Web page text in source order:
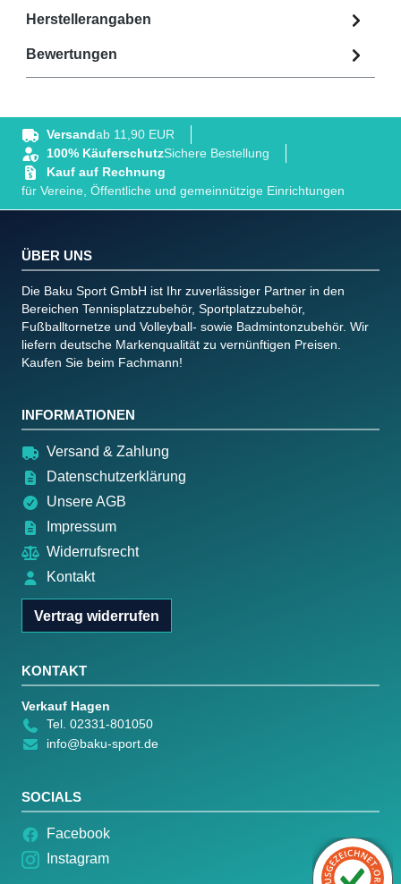
Herstellerangaben
Bewertungen
Versandab 11,90 EUR
100% KäuferschutzSichere Bestellung
Kauf auf Rechnung
für Vereine, Öffentliche und gemeinnützige Einrichtungen
ÜBER UNS
Die Baku Sport GmbH ist Ihr zuverlässiger Partner in den
Bereichen Tennisplatzzubehör, Sportplatzzubehör,
Fußballtornetze und Volleyball- sowie Badmintonzubehör. Wir
liefern deutsche Markenqualität zu vernünftigen Preisen.
Kaufen Sie beim Fachmann!
INFORMATIONEN
Versand & Zahlung
Datenschutzerklärung
Unsere AGB
Impressum
Widerrufsrecht
Kontakt
Vertrag widerrufen
KONTAKT
Verkauf Hagen
Tel. 02331-801050
info@baku-sport.de
SOCIALS
Facebook
Instagram